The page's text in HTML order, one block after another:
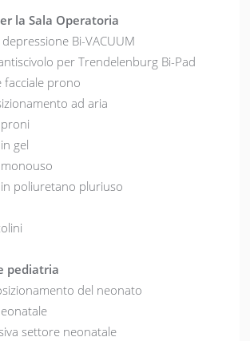
la Sala Operatoria
Bi-VACUUM
per Trendelenburg Bi-Pad
facciale prono
ad aria
gel
poliuretano pluriuso
pediatria
del neonato
settore neonatale